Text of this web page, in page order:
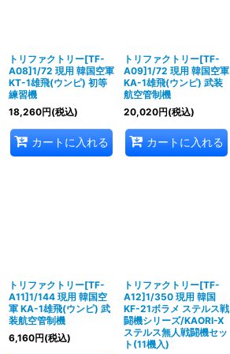
トリファクトリー[TF-
A08]1/72 現用 韓国空軍
KT-1雄飛(ウンピ) 初等
練習機
18,260円(税込)
カートに入れる
トリファクトリー[TF-
A09]1/72 現用 韓国空軍
KA-1雄飛(ウンピ) 武装
航空管制機
20,020円(税込)
カートに入れる
トリファクトリー[TF-
A11]1/144 現用 韓国空
軍 KA-1雄飛(ウンピ) 武
装航空管制機
6,160円(税込)
トリファクトリー[TF-
A12]1/350 現用 韓国
KF-21ボラメ ステルス戦
闘機シリーズ/KAORI-X
ステルス無人戦闘機セッ
ト(11機入)